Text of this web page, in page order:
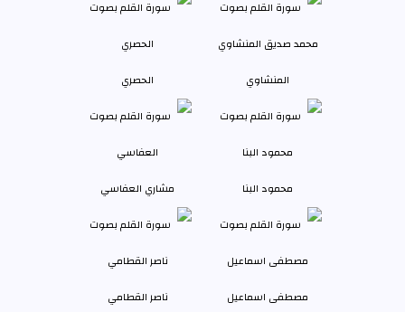
المنشاوي الحصري
محمود البنا مشاري العفاسي
مصطفى اسماعيل ناصر القطامي